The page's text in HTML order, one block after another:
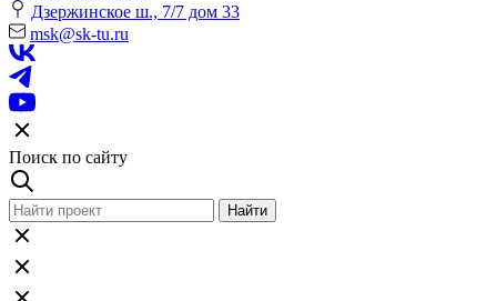
Дзержинское ш., 7/7 дом 33
msk@sk-tu.ru
Поиск по сайту